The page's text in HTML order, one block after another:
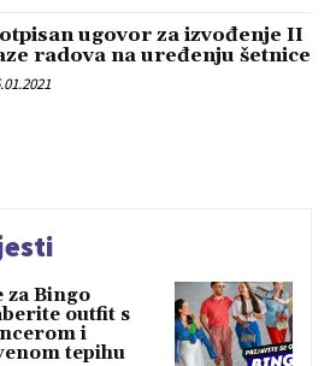
ugovor za izvođenje II
radova na uređenju šetnice
za Bingo
outfit s
i
tepihu